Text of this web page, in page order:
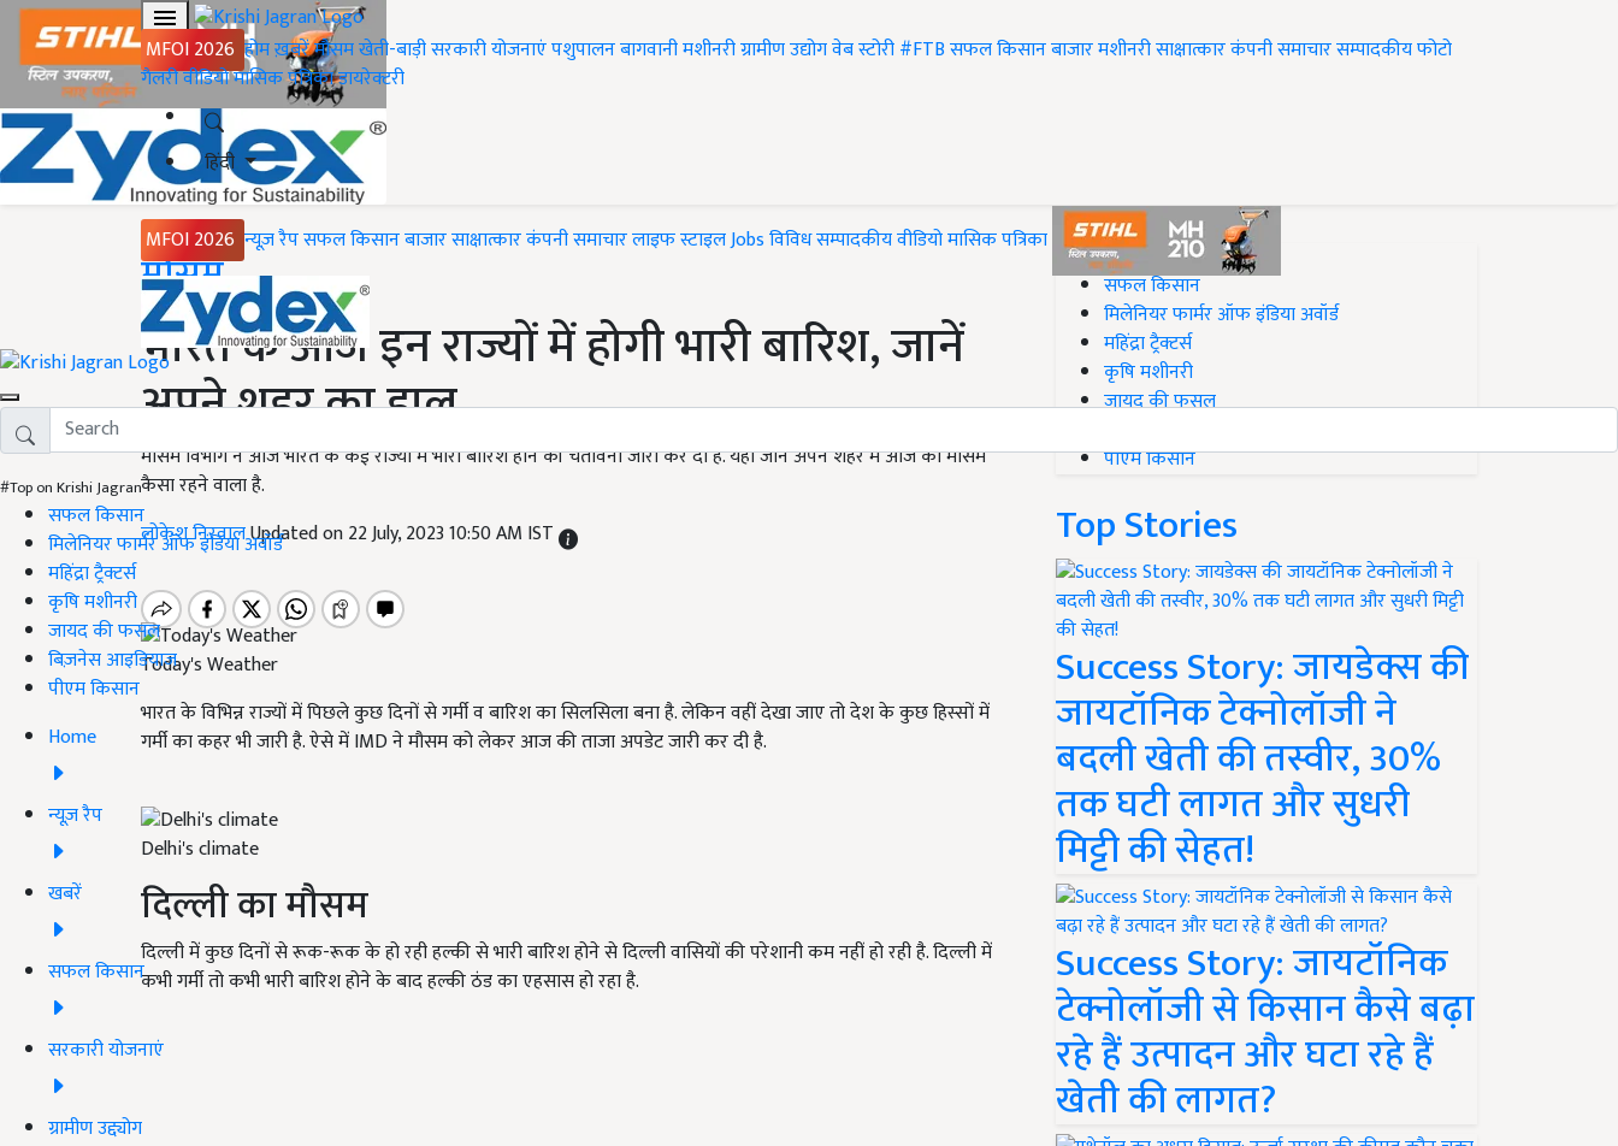
MFOI 2026 होमख़बरेंमौसमखेती-बाड़ीसरकारी योजनाएंपशुपालनबागवानीमशीनरीग्रामीण उद्योगवेब स्टोरी#FTBसफल किसानबाजारमशीनरीसाक्षात्कारकंपनी समाचारसम्पादकीयफोटो
गैलरीवीडियोमासिक पत्रिकाडायरेक्टरी
हिंदी
MFOI 2026 न्यूज़ रैपसफल किसानबाजारसाक्षात्कारकंपनी समाचारलाइफ स्टाइलJobsविविधसम्पादकीयवीडियोमासिक पत्रिका
#Top on Krishi Jagran
सफल किसान
मिलेनियर फार्मर ऑफ इंडिया अवॉर्ड
महिंद्रा ट्रैक्टर्स
कृषि मशीनरी
जायद की फसल
बिज़नेस आइडियाज
पीएम किसान
Home
न्यूज़ रैप
खबरें
सफल किसान
सरकारी योजनाएं
ग्रामीण उद्द्योग
Home
मौसम
भारत के आज इन राज्यों में होगी भारी बारिश, जानें
अपने शहर का हाल
मौसम विभाग ने आज भारत के कई राज्यों में भारी बारिश होने की चेतावनी जारी कर दी है. यहां जानें अपने शहर में आज का मौसम
कैसा रहने वाला है.
लोकेश निरवालUpdated on 22 July, 2023 10:50 AM IST
Today's Weather
भारत के विभिन्न राज्यों में पिछले कुछ दिनों से गर्मी व बारिश का सिलसिला बना है. लेकिन वहीं देखा जाए तो देश के कुछ हिस्सों में
गर्मी का कहर भी जारी है. ऐसे में IMD ने मौसम को लेकर आज की ताजा अपडेट जारी कर दी है.
Delhi's climate
दिल्ली का मौसम
दिल्ली में कुछ दिनों से रूक-रूक के हो रही हल्की से भारी बारिश होने से दिल्ली वासियों की परेशानी कम नहीं हो रही है. दिल्ली में
कभी गर्मी तो कभी भारी बारिश होने के बाद हल्की ठंड का एहसास हो रहा है.
#Top on Krishi Jagran
सफल किसान
मिलेनियर फार्मर ऑफ इंडिया अवॉर्ड
महिंद्रा ट्रैक्टर्स
कृषि मशीनरी
जायद की फसल
पीएम किसान
Top Stories
Success Story: जायडेक्स की
जायटॉनिक टेक्नोलॉजी ने
बदली खेती की तस्वीर, 30%
तक घटी लागत और सुधरी
मिट्टी की सेहत!
Success Story: जायटॉनिक
टेक्नोलॉजी से किसान कैसे बढ़ा
रहे हैं उत्पादन और घटा रहे हैं
खेती की लागत?